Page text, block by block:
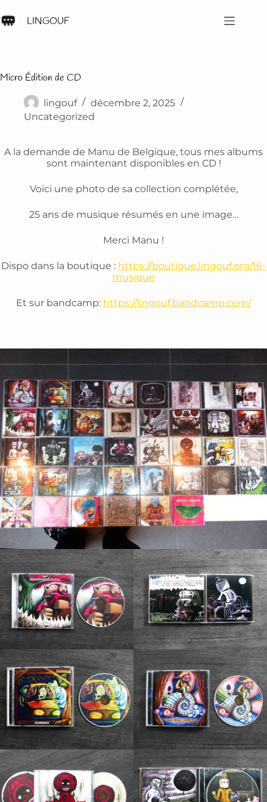
au
contenu
LINGOUF
Micro Édition de CD
lingouf
décembre 2, 2025
Uncategorized
A la demande de Manu de Belgique, tous mes albums
sont maintenant disponibles en CD !
Voici une photo de sa collection complétée,
25 ans de musique résumés en une image…
Merci Manu !
Dispo dans la boutique : https://boutique.lingouf.org/16-
musique
Et sur bandcamp: https://lingouf.bandcamp.com/